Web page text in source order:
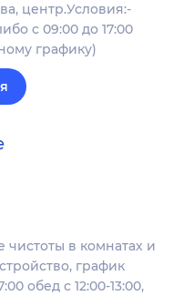
центр.Условия:-
c 09:00 до 17:00
графику)
в комнатах и
график
обед с 12:00-13:00,